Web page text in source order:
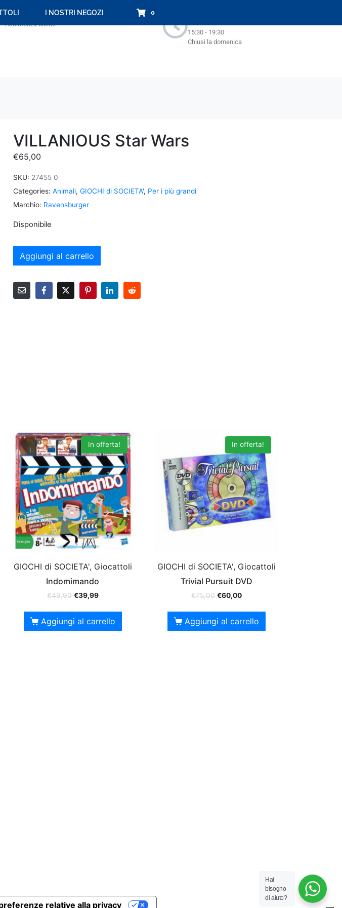
+39 059 694 092
Assistenza clienti
15:30 - 19:30
Chiusi la domenica
I NOSTRI NEGOZI 0
VILLANIOUS Star Wars
€65,00
SKU: 27455 0
Categories: Animali, GIOCHI di SOCIETA', Per i più grandi
Marchio: Ravensburger
Disponibile
Aggiungi al carrello
In offerta!
GIOCHI di SOCIETA', Giocattoli
Indomimando
€49,90 €39,99
Aggiungi al carrello
In offerta!
GIOCHI di SOCIETA', Giocattoli
Trivial Pursuit DVD
€75,00 €60,00
Aggiungi al carrello
Hai
bisogno
di aiuto?
relative alla privacy